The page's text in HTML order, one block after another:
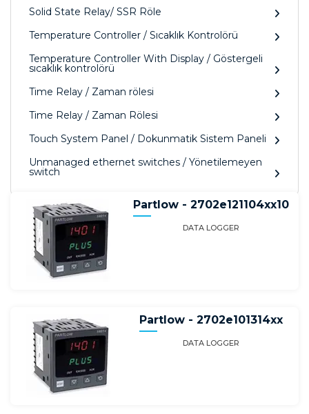
Solid State Relay/ SSR Röle
Temperature Controller / Sıcaklık Kontrolörü
Temperature Controller With Display / Göstergeli
sıcaklık kontrolörü
Time Relay / Zaman rölesi
Time Relay / Zaman Rölesi
Touch System Panel / Dokunmatik Sistem Paneli
Unmanaged ethernet switches / Yönetilemeyen
switch
Partlow - 2702e121104xx10
DATA LOGGER
Partlow - 2702e101314xx
DATA LOGGER